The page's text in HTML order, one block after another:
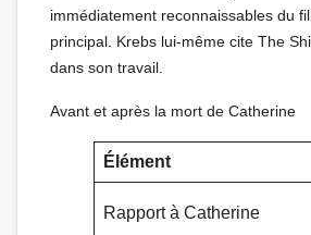
immédiatement reconnaissables du
principal. Krebs lui-même cite The
dans son travail.
Avant et après la mort de Catherine
Élément
Rapport à Catherine